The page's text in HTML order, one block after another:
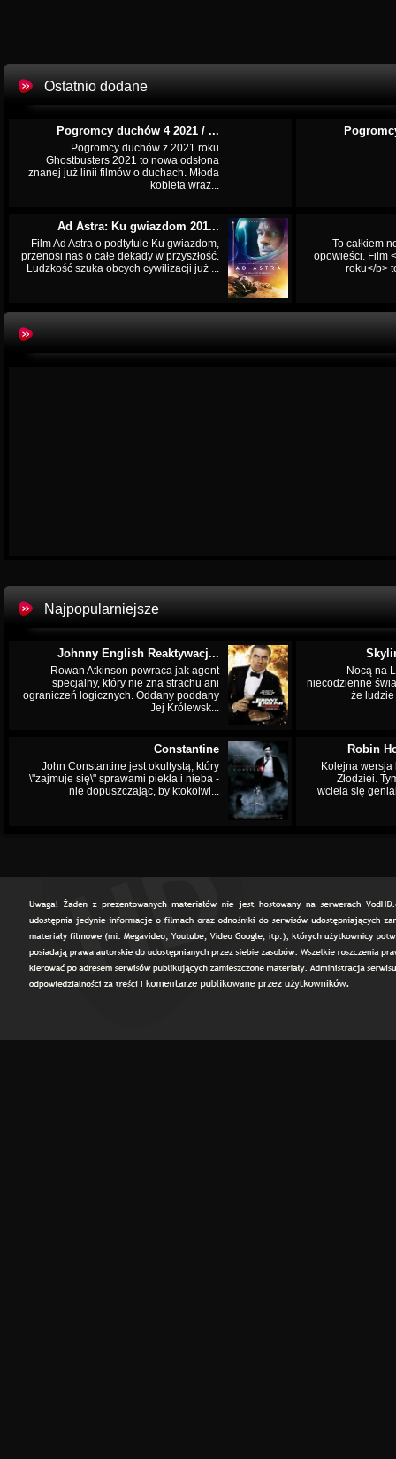
Ostatnio dodane
Pogromcy duchów 4 2021 / ...
Pogromcy duchów z 2021 roku
Ghostbusters 2021 to nowa odsłona
znanej już linii filmów o duchach. Młoda
kobieta wraz...
Ad Astra: Ku gwiazdom 201...
Film Ad Astra o podtytule Ku gwiazdom,
przenosi nas o całe dekady w przyszłość.
Ludzkość szuka obcych cywilizacji już ...
To całkiem
opowieści. Film
roku</b>
Najpopularniejsze
Johnny English Reaktywacj...
Rowan Atkinson powraca jak agent
specjalny, który nie zna strachu ani
ograniczeń logicznych. Oddany poddany
Jej Królewsk...
Nocą na
niecodzienne
że
Constantine
John Constantine jest okultystą, który
\"zajmuje się\" sprawami piekła i nieba -
nie dopuszczając, by ktokolwi...
Robin
Kolejna wersja
Złodziei.
wciela się